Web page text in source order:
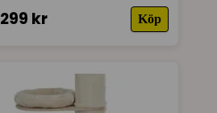
299 kr Köp